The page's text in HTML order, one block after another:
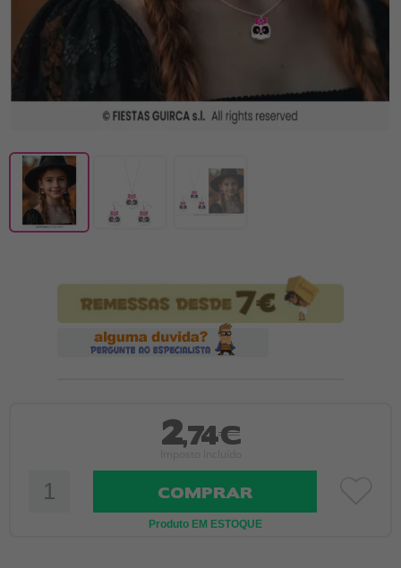
2,74€
COMPRAR
Produto EM ESTOQUE